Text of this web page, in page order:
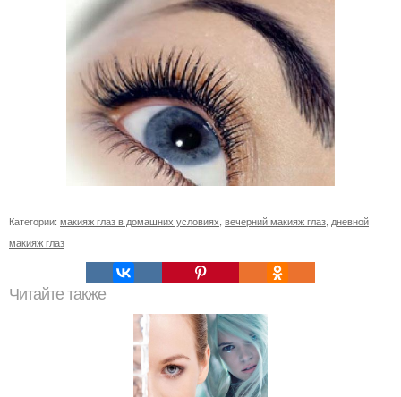
Категории: макияж глаз в домашних условиях, вечерний макияж глаз, дневной
макияж глаз
Читайте также